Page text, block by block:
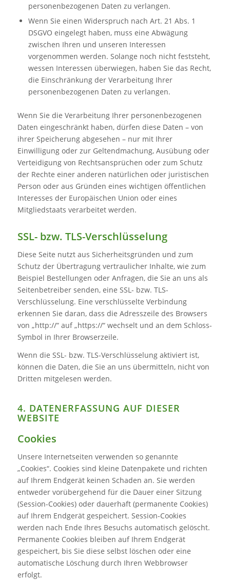
personenbezogenen Daten zu verlangen.
Wenn Sie einen Widerspruch nach Art. 21 Abs. 1
DSGVO eingelegt haben, muss eine Abwägung
zwischen Ihren und unseren Interessen
vorgenommen werden. Solange noch nicht feststeht,
wessen Interessen überwiegen, haben Sie das Recht,
die Einschränkung der Verarbeitung Ihrer
personenbezogenen Daten zu verlangen.
Wenn Sie die Verarbeitung Ihrer personenbezogenen
Daten eingeschränkt haben, dürfen diese Daten – von
ihrer Speicherung abgesehen – nur mit Ihrer
Einwilligung oder zur Geltendmachung, Ausübung oder
Verteidigung von Rechtsansprüchen oder zum Schutz
der Rechte einer anderen natürlichen oder juristischen
Person oder aus Gründen eines wichtigen öffentlichen
Interesses der Europäischen Union oder eines
Mitgliedstaats verarbeitet werden.
SSL- bzw. TLS-Verschlüsselung
Diese Seite nutzt aus Sicherheitsgründen und zum
Schutz der Übertragung vertraulicher Inhalte, wie zum
Beispiel Bestellungen oder Anfragen, die Sie an uns als
Seitenbetreiber senden, eine SSL- bzw. TLS-
Verschlüsselung. Eine verschlüsselte Verbindung
erkennen Sie daran, dass die Adresszeile des Browsers
von „http://“ auf „https://“ wechselt und an dem Schloss-
Symbol in Ihrer Browserzeile.
Wenn die SSL- bzw. TLS-Verschlüsselung aktiviert ist,
können die Daten, die Sie an uns übermitteln, nicht von
Dritten mitgelesen werden.
4. DATENERFASSUNG AUF DIESER
WEBSITE
Cookies
Unsere Internetseiten verwenden so genannte
„Cookies“. Cookies sind kleine Datenpakete und richten
auf Ihrem Endgerät keinen Schaden an. Sie werden
entweder vorübergehend für die Dauer einer Sitzung
(Session-Cookies) oder dauerhaft (permanente Cookies)
auf Ihrem Endgerät gespeichert. Session-Cookies
werden nach Ende Ihres Besuchs automatisch gelöscht.
Permanente Cookies bleiben auf Ihrem Endgerät
gespeichert, bis Sie diese selbst löschen oder eine
automatische Löschung durch Ihren Webbrowser
erfolgt.